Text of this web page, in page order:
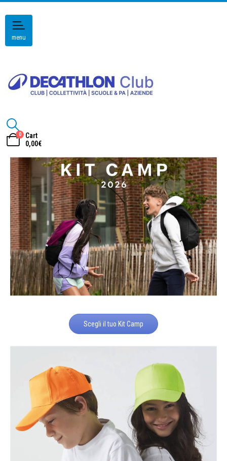
menu
0
Cart
0,00€
Scegli il tuo Kit Camp